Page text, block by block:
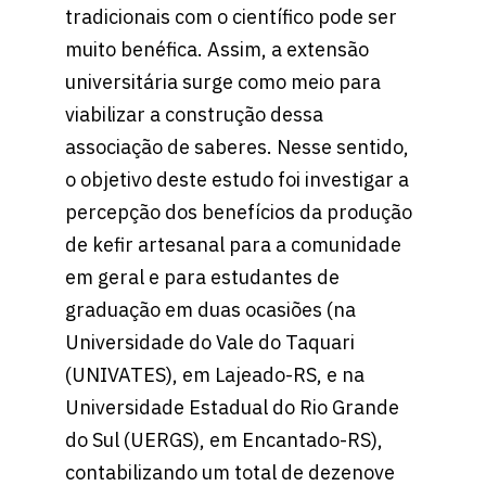
tradicionais com o científico pode ser
muito benéfica. Assim, a extensão
universitária surge como meio para
viabilizar a construção dessa
associação de saberes. Nesse sentido,
o objetivo deste estudo foi investigar a
percepção dos benefícios da produção
de kefir artesanal para a comunidade
em geral e para estudantes de
graduação em duas ocasiões (na
Universidade do Vale do Taquari
(UNIVATES), em Lajeado-RS, e na
Universidade Estadual do Rio Grande
do Sul (UERGS), em Encantado-RS),
contabilizando um total de dezenove